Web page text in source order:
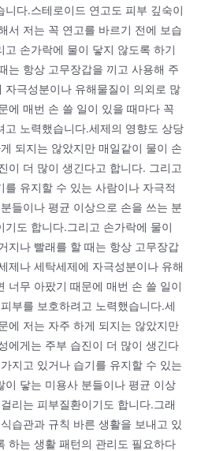
다.스테로이드 연고도 피부 깊숙이
서 저는 꼭 연고를 바르기 전에 보습
고 손가락에 물이 닿지 않도록 하기
는 항상 고무장갑을 끼고 사용해 주
자극성분이나 유해물질이 의외로 많
에 매번 손 쓸 일이 있을 때마다 꼭
고 노력했습니다.세제의 영향도 상당
되지는 않았지만 매일같이 물이 손
이 더 많이 생긴다고 합니다. 그리고
를 유지할 수 있는 사람이나 자극적
들이나 평균 이상으로 손을 쓰는 분
도 합니다.그리고 손가락에 물이
지나 빨래를 할 때는 항상 고무장갑
제나 세탁세제에 자극성분이나 유해
너무 아팠기 때문에 매번 손 쓸 일이
부를 보호하려고 노력했습니다.세
에 저는 자주 하게 되지는 않았지만
에게는 주부 습진이 더 많이 생긴다
지고 있거나 습기를 유지할 수 있는
이 닿는 미용사 분들이나 평균 이상
리는 피부질환이기도 합니다.그래
습관과 규칙 바른 생활을 보내고 있
하는 생활 패턴의 관리도 필요하다